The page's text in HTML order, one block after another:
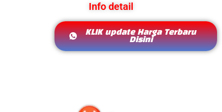
Info detail
KLIK update Harga Terbaru
Disini